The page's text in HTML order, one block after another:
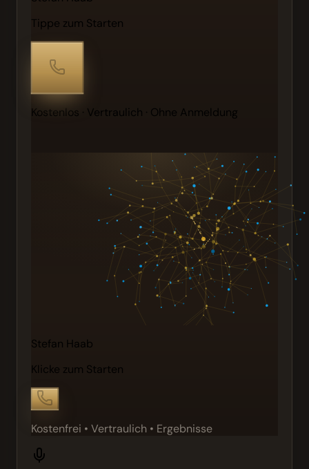
Tippe zum Starten
Kostenlos · Vertraulich · Ohne Anmeldung
Stefan Haab
Klicke zum Starten
Kostenfrei • Vertraulich • Ergebnisse